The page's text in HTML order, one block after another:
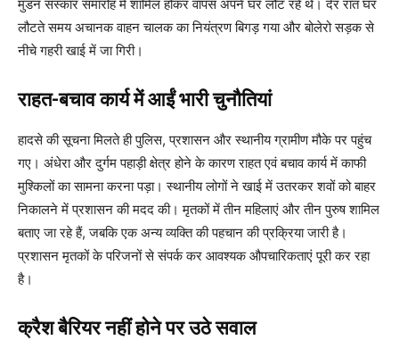
मुंडन संस्कार समारोह में शामिल होकर वापस अपने घर लौट रहे थे। देर रात घर
लौटते समय अचानक वाहन चालक का नियंत्रण बिगड़ गया और बोलेरो सड़क से
नीचे गहरी खाई में जा गिरी।
राहत-बचाव कार्य में आईं भारी चुनौतियां
हादसे की सूचना मिलते ही पुलिस, प्रशासन और स्थानीय ग्रामीण मौके पर पहुंच
गए। अंधेरा और दुर्गम पहाड़ी क्षेत्र होने के कारण राहत एवं बचाव कार्य में काफी
मुश्किलों का सामना करना पड़ा। स्थानीय लोगों ने खाई में उतरकर शवों को बाहर
निकालने में प्रशासन की मदद की। मृतकों में तीन महिलाएं और तीन पुरुष शामिल
बताए जा रहे हैं, जबकि एक अन्य व्यक्ति की पहचान की प्रक्रिया जारी है।
प्रशासन मृतकों के परिजनों से संपर्क कर आवश्यक औपचारिकताएं पूरी कर रहा
है।
क्रैश बैरियर नहीं होने पर उठे सवाल